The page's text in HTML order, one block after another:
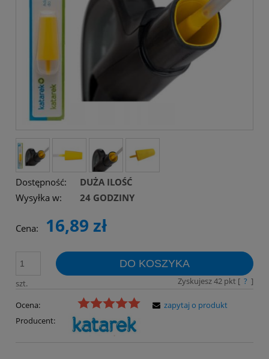
Dostępność:
DUŻA ILOŚĆ
Wysyłka w:
24 GODZINY
Cena: 16,89 zł
szt.
DO KOSZYKA
Zyskujesz42pkt [ ? ]
Ocena:
Producent:
zapytaj o produkt